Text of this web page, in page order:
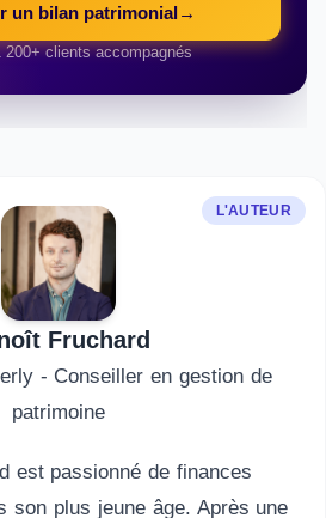
un bilan patrimonial→
clients accompagnés
L'AUTEUR
Fruchard
- Conseiller en gestion de
patrimoine
est passionné de finances
son plus jeune âge. Après une